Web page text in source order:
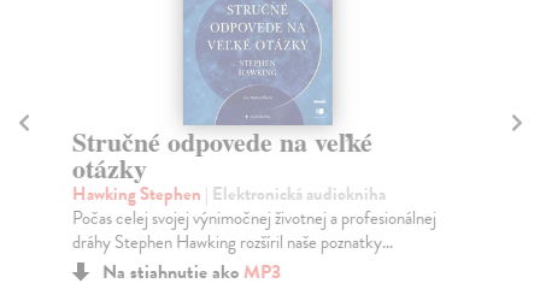
Stručné odpovede na veľké
otázky
Hawking Stephen | Elektronická audiokniha
Počas celej svojej výnimočnej životnej a profesionálnej
dráhy Stephen Hawking rozšíril naše poznatky...
Na stiahnutie akoMP3